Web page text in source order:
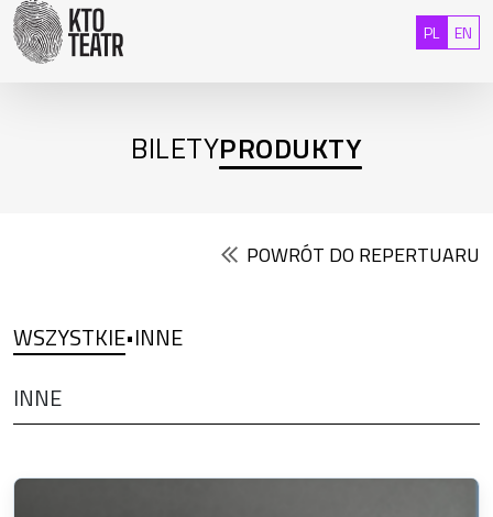
Przejdź do treści
PL Polski
EN
: 0
BILETYPRODUKTY
POWRÓT DO REPERTUARU
WSZYSTKIE•INNE
INNE
Produkt 1